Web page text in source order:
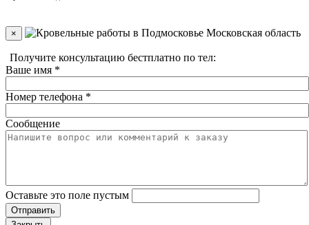
×
Получите консультацию бестплатно по тел:
Ваше имя *
Номер телефона *
Сообщение
Оставьте это поле пустым
Отправить